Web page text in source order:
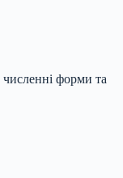
численні форми та